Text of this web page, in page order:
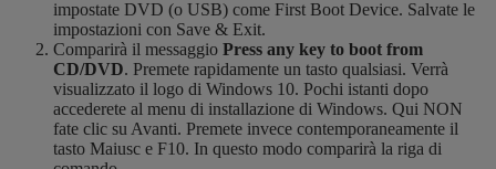
impostate DVD (o USB) come First Boot Device. Salvate le
impostazioni con Save & Exit.
Comparirà il messaggio Press any key to boot from
CD/DVD. Premete rapidamente un tasto qualsiasi. Verrà
visualizzato il logo di Windows 10. Pochi istanti dopo
accederete al menu di installazione di Windows. Qui NON
fate clic su Avanti. Premete invece contemporaneamente il
tasto Maiusc e F10. In questo modo comparirà la riga di